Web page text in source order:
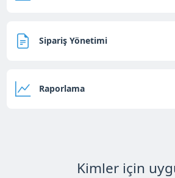
Sipariş Yönetimi
Raporlama
Kimler için